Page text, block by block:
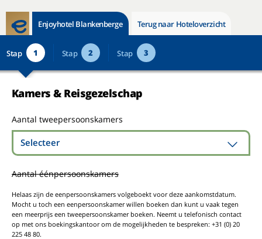
Enjoyhotel Blankenberge Terug naar Hoteloverzicht
Stap 1 Stap 2 Stap 3
Kamers & Reisgezelschap
Aantal tweepersoonskamers
Selecteer
Aantal éénpersoonskamers
Helaas zijn de eenpersoonskamers volgeboekt voor deze aankomstdatum.
Mocht u toch een eenpersoonskamer willen boeken dan kunt u vaak tegen
een meerprijs een tweepersoonskamer boeken. Neemt u telefonisch contact
op met ons boekingskantoor om de mogelijkheden te bespreken: +31 (0) 20
225 48 80.